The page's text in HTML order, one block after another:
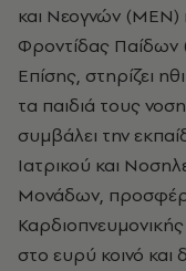
και Νεογνών
Φροντίδας
Επίσης, στηρίζει
τα παιδιά τους
συμβάλει την
Ιατρικού και
Μονάδων,
στο ευρύ κοινό και